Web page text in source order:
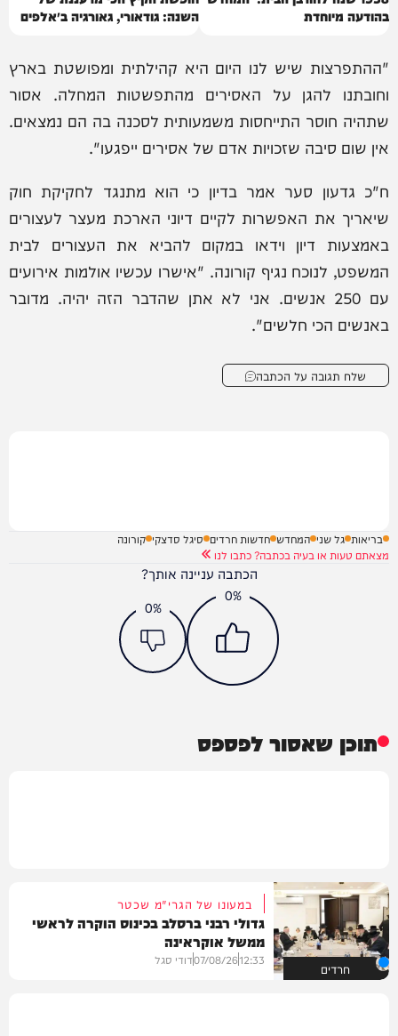
בהודעה מיוחדת
השנה: גודאורי, גאורגיה ב״אלפים
"ההתפרצות שיש לנו היום היא קהילתית ומפושטת בארץ
וחובתנו להגן על האסירים מהתפשטות המחלה. אסור
שתהיה חוסר התייחסות משמעותית לסכנה בה הם נמצאים.
אין שום סיבה שזכויות אדם של אסירים ייפגעו".
ח"כ גדעון סער אמר בדיון כי הוא מתנגד לחקיקת חוק
שיאריך את האפשרות לקיים דיוני הארכת מעצר לעצורים
באמצעות דיון וידאו במקום להביא את העצורים לבית
המשפט, לנוכח נגיף קורונה. "אישרו עכשיו אולמות אירועים
עם 250 אנשים. אני לא אתן שהדבר הזה יהיה. מדובר
באנשים הכי חלשים".
שלח תגובה על הכתבה
בריאות גל שני המחדש חדשות חרדים סיגל סדצקי קורונה
מצאתם טעות או בעיה בכתבה? כתבו לנו
הכתבה עניינה אותך?
0%
0%
תוכן שאסור לפספס
חרדים
במעונו של הגרי"מ שכטר
גדולי רבני ברסלב בכינוס הוקרה לראשי
ממשל אוקראינה
12:33
07/08/26דודי סגל